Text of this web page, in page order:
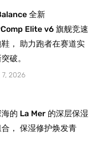
全新
Elite v6 旗舰竞速
， 助力跑者在赛道实
破。
2026
的 La Mer 的深层保湿
， 保湿修护焕发青